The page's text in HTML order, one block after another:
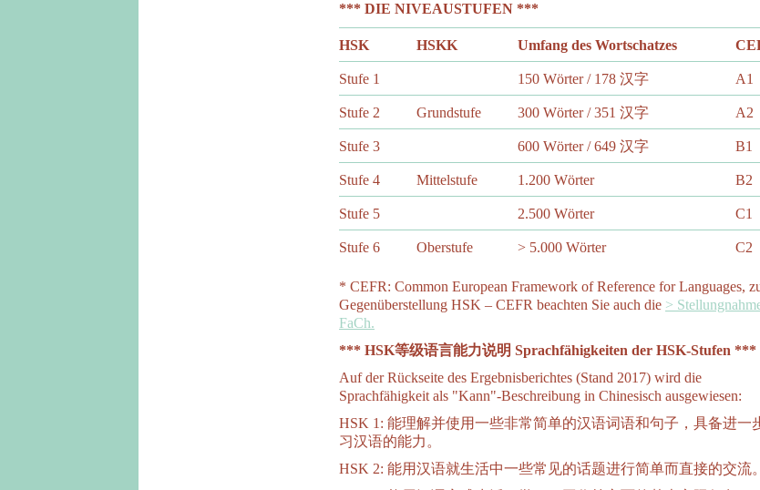
*** DIE NIVEAUSTUFEN ***
HSK HSKK Umfang des Wortschatzes
Stufe 1 150 Wörter / 178 汉字 A1
Stufe 2 Grundstufe 300 Wörter / 351 汉字 A2
Stufe 3 600 Wörter / 649 汉字 B1
Stufe 4 Mittelstufe 1.200 Wörter B2
Stufe 5 2.500 Wörter C1
Stufe 6 Oberstufe > 5.000 Wörter C2
* CEFR: Common European Framework of Reference for Languages,
Gegenüberstellung HSK – CEFR beachten Sie auch die >
FaCh.
*** HSK等级语言能力说明 Sprachfähigkeiten der HSK-Stufen ***
Auf der Rückseite des Ergebnisberichtes (Stand 2017) wird die
Sprachfähigkeit als "Kann"-Beschreibung in Chinesisch ausgewiesen:
HSK 1: 能理解并使用一些非常简单的汉语词语和句子，具备进一
习汉语的能力。
HSK 2: 能用汉语就生活中一些常见的话题进行简单而直接的交流。